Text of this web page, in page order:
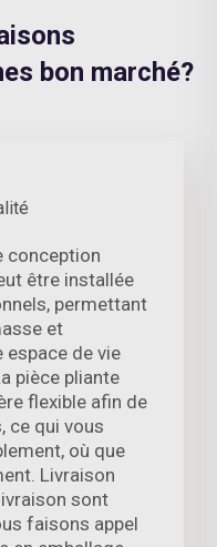
bon marché?
conception
être installée
permettant
et
de vie
pièce pliante
flexible afin de
ce qui vous
où que
Livraison
sont
faisons appel